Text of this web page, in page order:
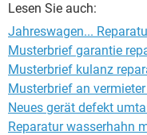
Lesen Sie auch:
Jahreswagen...
Musterbrief garantie
Musterbrief kulanz
Musterbrief an
Neues gerät defekt
Reparatur wasserhahn